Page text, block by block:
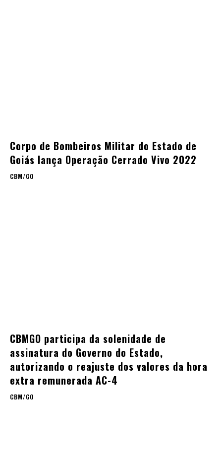
Corpo de Bombeiros Militar do Estado de
Goiás lança Operação Cerrado Vivo 2022
CBM/GO
CBMGO participa da solenidade de
assinatura do Governo do Estado,
autorizando o reajuste dos valores da hora
extra remunerada AC-4
CBM/GO